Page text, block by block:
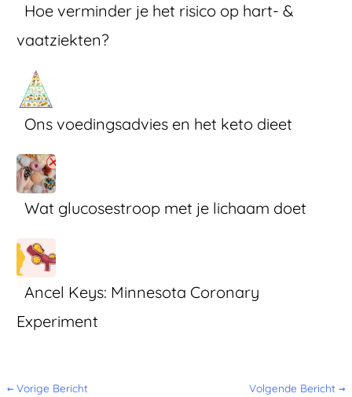
Hoe verminder je het risico op hart- &
vaatziekten?
Ons voedingsadvies en het keto dieet
Wat glucosestroop met je lichaam doet
Ancel Keys: Minnesota Coronary
Experiment
← Vorige Bericht Volgende Bericht →